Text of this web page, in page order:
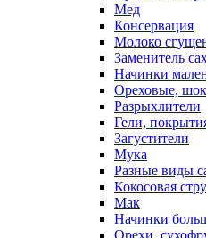
Мед
Консервация
Молоко
Заменитель
Начинки
Ореховые,
Разрыхлители
Гели,
Загустители
Мука
Разные виды
Кокосовая
Мак
Начинки
Орехи,